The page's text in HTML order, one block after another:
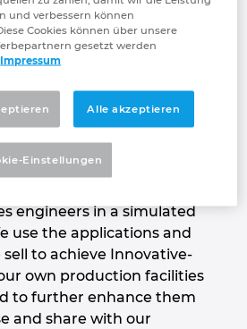
that addresses
products are manufactured
how, and by whom they
around the world
our customers to
for their manufacturing
centers, customers can
engineers in a simulated
use the applications and
to achieve Innovative-
own production facilities
to further enhance them
and share with our
und verbessern können
Cookies können über unsere
gesetzt werden
Impressum
Alle akzeptieren
Einstellungen